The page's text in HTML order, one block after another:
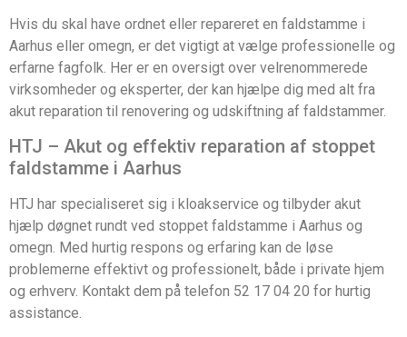
Hvis du skal have ordnet eller repareret en faldstamme i
Aarhus eller omegn, er det vigtigt at vælge professionelle og
erfarne fagfolk. Her er en oversigt over velrenommerede
virksomheder og eksperter, der kan hjælpe dig med alt fra
akut reparation til renovering og udskiftning af faldstammer.
HTJ – Akut og effektiv reparation af stoppet
faldstamme i Aarhus
HTJ har specialiseret sig i kloakservice og tilbyder akut
hjælp døgnet rundt ved stoppet faldstamme i Aarhus og
omegn. Med hurtig respons og erfaring kan de løse
problemerne effektivt og professionelt, både i private hjem
og erhverv. Kontakt dem på telefon 52 17 04 20 for hurtig
assistance.